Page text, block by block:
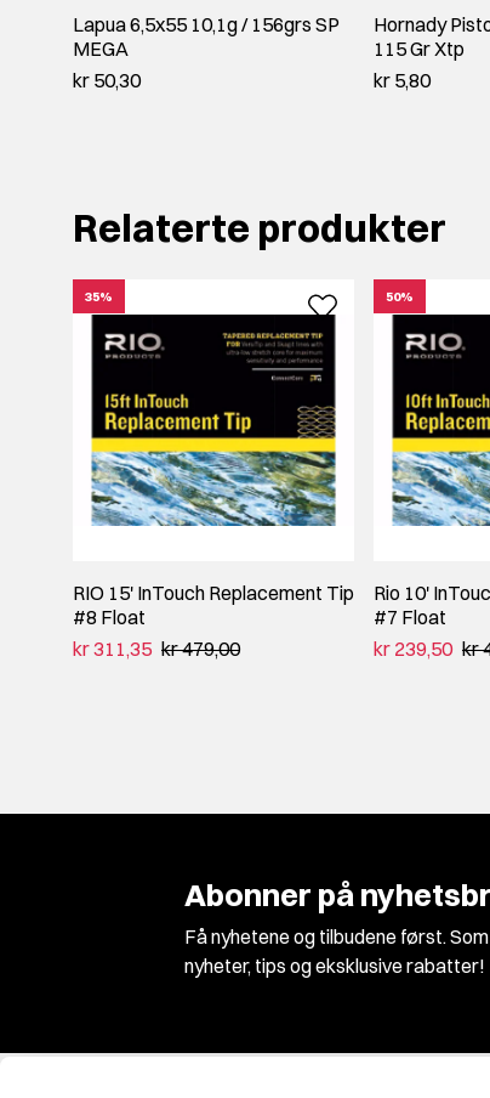
Lapua 6,5x55 10,1g / 156grs SP
MEGA
kr 50,30
Hornady
115 Gr Xtp
kr 5,80
Relaterte produkter
35%
RIO 15' InTouch Replacement Tip
#8 Float
kr 311,35 kr 479,00
50%
Rio 10'
#7 Float
kr 239,50 kr
Abonner på
Få nyhetene og tilbudene først.
nyheter, tips og eksklusive rabatter!